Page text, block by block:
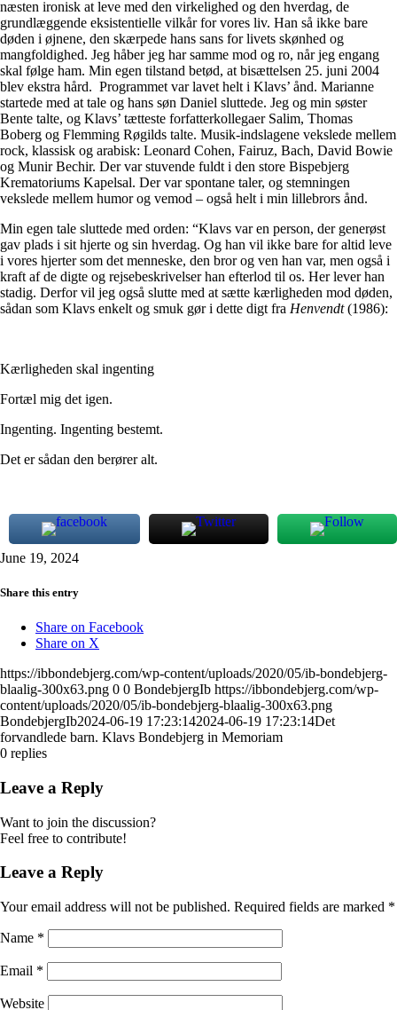
næsten ironisk at leve med den virkelighed og den hverdag, de
grundlæggende eksistentielle vilkår for vores liv. Han så ikke bare
døden i øjnene, den skærpede hans sans for livets skønhed og
mangfoldighed. Jeg håber jeg har samme mod og ro, når jeg engang
skal følge ham. Min egen tilstand betød, at bisættelsen 25. juni 2004
blev ekstra hård. Programmet var lavet helt i Klavs’ ånd. Marianne
startede med at tale og hans søn Daniel sluttede. Jeg og min søster
Bente talte, og Klavs’ tætteste forfatterkollegaer Salim, Thomas
Boberg og Flemming Røgilds talte. Musik-indslagene vekslede mellem
rock, klassisk og arabisk: Leonard Cohen, Fairuz, Bach, David Bowie
og Munir Bechir. Der var stuvende fuldt i den store Bispebjerg
Krematoriums Kapelsal. Der var spontane taler, og stemningen
vekslede mellem humor og vemod – også helt i min lillebrors ånd.
Min egen tale sluttede med orden: “Klavs var en person, der generøst
gav plads i sit hjerte og sin hverdag. Og han vil ikke bare for altid leve
i vores hjerter som det menneske, den bror og ven han var, men også i
kraft af de digte og rejsebeskrivelser han efterlod til os. Her lever han
stadig. Derfor vil jeg også slutte med at sætte kærligheden mod døden,
sådan som Klavs enkelt og smuk gør i dette digt fra Henvendt(1986):
Kærligheden skal ingenting
Fortæl mig det igen.
Ingenting. Ingenting bestemt.
Det er sådan den berører alt.
June 19, 2024
Share this entry
Share on Facebook
Share on X
https://ibbondebjerg.com/wp-content/uploads/2020/05/ib-bondebjerg-
blaalig-300x63.png 0 0 BondebjergIb https://ibbondebjerg.com/wp-
content/uploads/2020/05/ib-bondebjerg-blaalig-300x63.png
BondebjergIb2024-06-19 17:23:142024-06-19 17:23:14Det
forvandlede barn. Klavs Bondebjerg in Memoriam
0 replies
Leave a Reply
Want to join the discussion?
Feel free to contribute!
Leave a Reply
Your email address will not be published. Required fields are marked *
Name *
Email *
Website